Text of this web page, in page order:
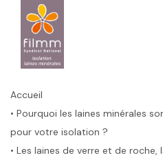
contenu
principal
Accueil
• Pourquoi les laines minérales
pour votre isolation ?
• Les laines de verre et de